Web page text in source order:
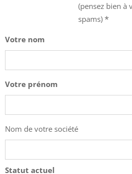
(pensez bien à
spams)
Votre nom
Votre prénom
Nom de votre société
Statut actuel